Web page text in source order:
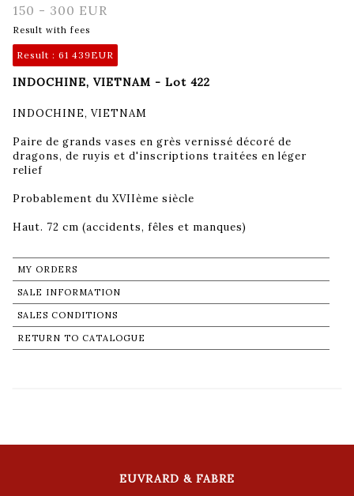
150 - 300 EUR
Result with fees
Result : 61 439EUR
INDOCHINE, VIETNAM - Lot 422
INDOCHINE, VIETNAM
Paire de grands vases en grès vernissé décoré de
dragons, de ruyis et d'inscriptions traitées en léger
relief
Probablement du XVIIème siècle
Haut. 72 cm (accidents, fêles et manques)
MY ORDERS
SALE INFORMATION
SALES CONDITIONS
RETURN TO CATALOGUE
EUVRARD & FABRE